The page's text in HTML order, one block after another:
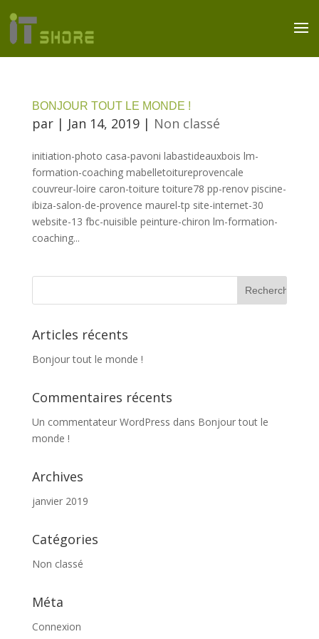
BONJOUR TOUT LE MONDE !
par | Jan 14, 2019| Non classé
initiation-photo casa-pavoni labastideauxbois lm-
formation-coaching mabelletoitureprovencale
couvreur-loire caron-toiture toiture78 pp-renov piscine-
ibiza-salon-de-provence maurel-tp site-internet-30
website-13 fbc-nuisible peinture-chiron lm-formation-
coaching...
Articles récents
Bonjour tout le monde !
Commentaires récents
Un commentateur WordPress dans Bonjour tout le
monde !
Archives
janvier 2019
Catégories
Non classé
Méta
Connexion